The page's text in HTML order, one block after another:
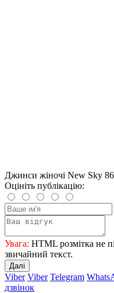
Джинси жіночі New Sky
Оцініть публікацію:
Увага: HTML розмітка не
звичайний текст.
Далі
Viber Viber Telegram
дзвінок